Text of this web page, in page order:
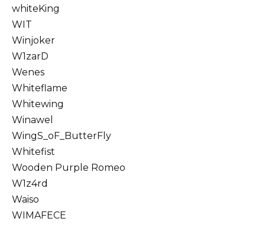
whiteKing
WIT
Winjoker
W1zarD
Wenes
Whiteflame
Whitewing
Winawel
WingS_oF_ButterFly
Whitefist
Wooden Purple Romeo
W1z4rd
Waiso
WIMAFECE